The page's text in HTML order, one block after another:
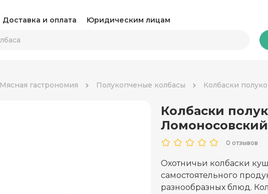
Доставка и оплата Юридическим лицам
Мясная гастрономия Полукопченые колбасы Колбаски
Колбаски
0 отзывов
Охотничьи колбаски
самостоятельного
разнообразных блюд.
Бакалея
Какао и горячий шоколад